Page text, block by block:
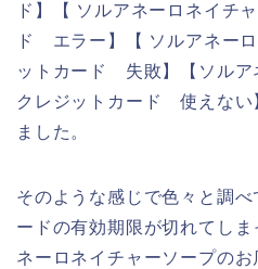
ド】【 ソルアネーロネイチ
ド エラー】【 ソルアネー
ットカード 失敗】【ソルア
クレジットカード 使えない
ました。
そのような感じで色々と調
ードの有効期限が切れてし
ネーロネイチャーソープの